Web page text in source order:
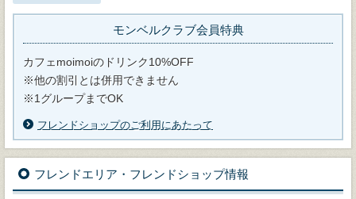
モンベルクラブ会員特典
カフェmoimoiのドリンク10%OFF
※他の割引とは併用できません
※1グループまでOK
フレンドショップのご利用にあたって
フレンドエリア・フレンドショップ情報